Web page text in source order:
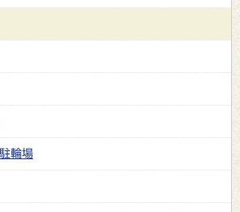
輪場